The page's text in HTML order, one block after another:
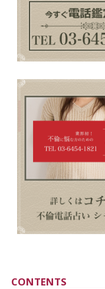
CONTENTS